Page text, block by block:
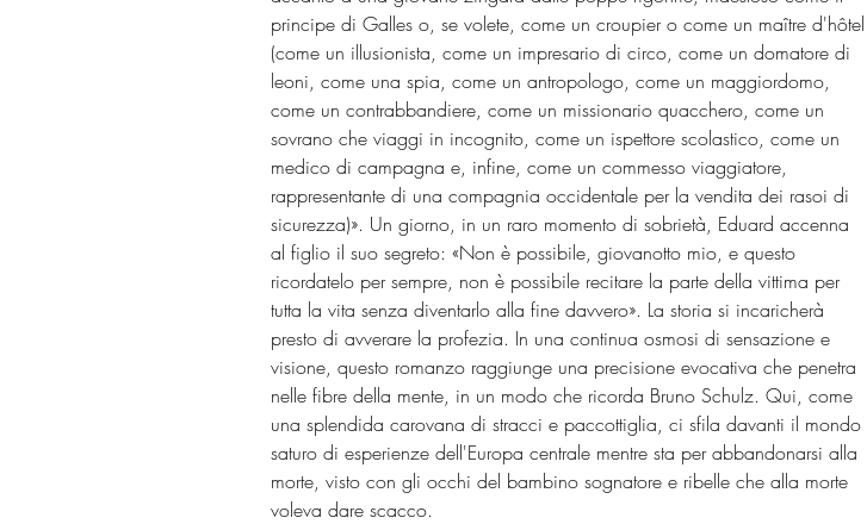
principe di Galles o, se volete, come un croupier o come un maître d'hôtel
(come un illusionista, come un impresario di circo, come un domatore di
leoni, come una spia, come un antropologo, come un maggiordomo,
come un contrabbandiere, come un missionario quacchero, come un
sovrano che viaggi in incognito, come un ispettore scolastico, come un
medico di campagna e, infine, come un commesso viaggiatore,
rappresentante di una compagnia occidentale per la vendita dei rasoi di
sicurezza)». Un giorno, in un raro momento di sobrietà, Eduard accenna
al figlio il suo segreto: «Non è possibile, giovanotto mio, e questo
ricordatelo per sempre, non è possibile recitare la parte della vittima per
tutta la vita senza diventarlo alla fine davvero». La storia si incaricherà
presto di avverare la profezia. In una continua osmosi di sensazione e
visione, questo romanzo raggiunge una precisione evocativa che penetra
nelle fibre della mente, in un modo che ricorda Bruno Schulz. Qui, come
una splendida carovana di stracci e paccottiglia, ci sfila davanti il mondo
saturo di esperienze dell'Europa centrale mentre sta per abbandonarsi alla
morte, visto con gli occhi del bambino sognatore e ribelle che alla morte
voleva dare scacco.